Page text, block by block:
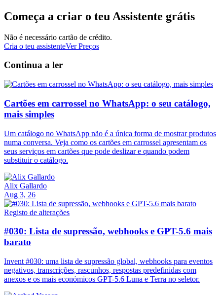
Começa a criar o teu Assistente grátis
Não é necessário cartão de crédito.
Cria o teu assistenteVer Preços
Continua a ler
Cartões em carrossel no WhatsApp: o seu catálogo,
mais simples
Um catálogo no WhatsApp não é a única forma de mostrar produtos
numa conversa. Veja como os cartões em carrossel apresentam os
seus serviços em cartões que pode deslizar e quando podem
substituir o catálogo.
Alix Gallardo
Aug 3, 26
Registo de alterações
#030: Lista de supressão, webhooks e GPT-5.6 mais
barato
Invent #030: uma lista de supressão global, webhooks para eventos
negativos, transcrições, rascunhos, respostas predefinidas com
anexos e os mais económicos GPT-5.6 Luna e Terra no seletor.